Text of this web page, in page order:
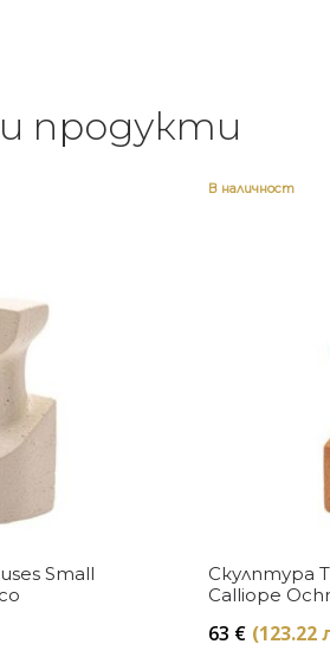
продукти
Small
В наличност
Скулптура
Calliope
63 € (123.22